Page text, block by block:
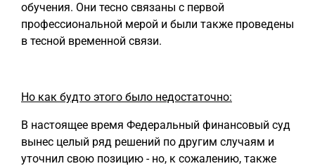
обучения. Они тесно связаны с первой
профессиональной мерой и были также проведены
в тесной временной связи.
Но как будто этого было недостаточно:
В настоящее время Федеральный финансовый суд
вынес целый ряд решений по другим случаям и
уточнил свою позицию - но, к сожалению, также